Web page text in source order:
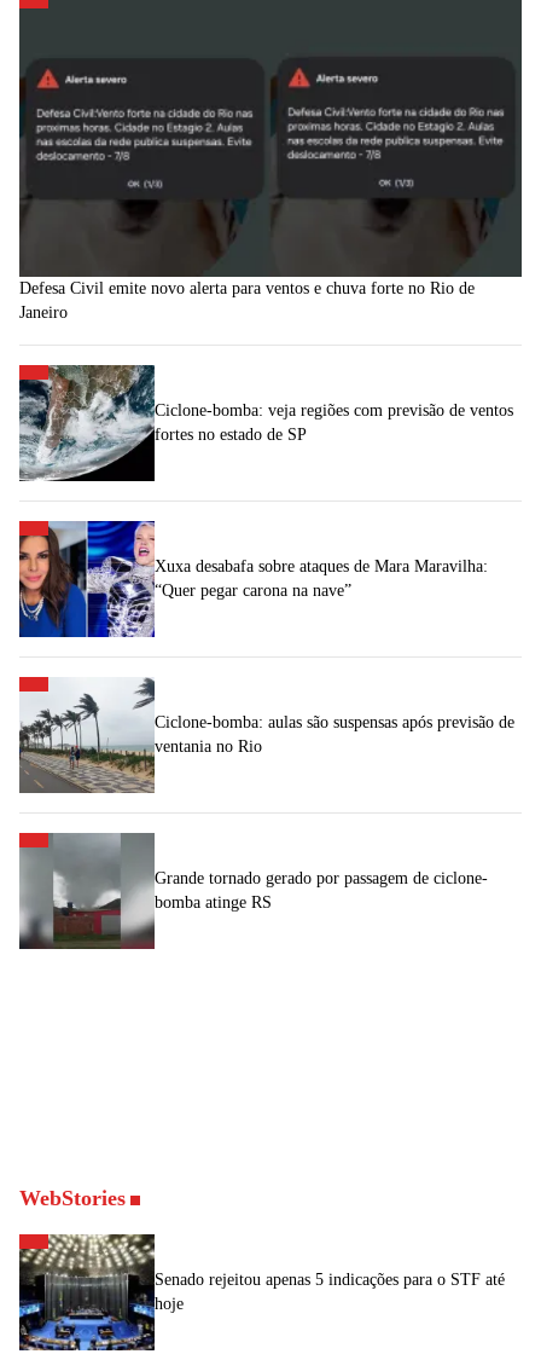
Defesa Civil emite novo alerta para ventos e chuva forte no Rio de
Janeiro
Ciclone-bomba: veja regiões com previsão de ventos
fortes no estado de SP
Xuxa desabafa sobre ataques de Mara Maravilha:
“Quer pegar carona na nave”
Ciclone-bomba: aulas são suspensas após previsão de
ventania no Rio
Grande tornado gerado por passagem de ciclone-
bomba atinge RS
WebStories
Senado rejeitou apenas 5 indicações para o STF até
hoje